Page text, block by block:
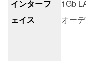
インターフ
ェイス
1Gb
オー